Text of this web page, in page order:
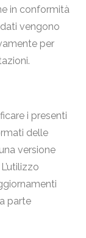
in conformità
vengono
per
i presenti
delle
versione
parte